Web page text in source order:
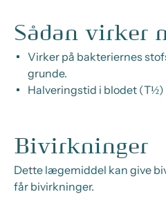
Sådan virker
Virker på bakteriernes
grunde.
Halveringstid i blodet (T½)
Bivirkninger
Dette lægemiddel kan give
får bivirkninger.